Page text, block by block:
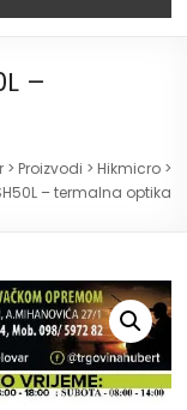
–
> Proizvodi > Hikmicro>
– termalna optika